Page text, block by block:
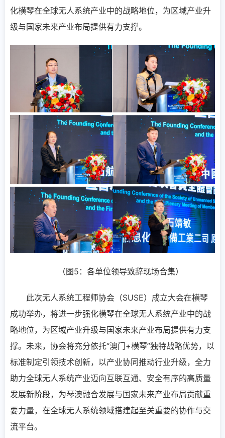
化横琴在全球无人系统产业中的战略地位，为区域产业升
级与国家未来产业布局提供有力支撑。
（图5：各单位领导致辞现场合集）
此次无人系统工程师协会（SUSE）成立大会在横琴
成功举办，将进一步强化横琴在全球无人系统产业中的战
略地位，为区域产业升级与国家未来产业布局提供有力支
撑。未来，协会将充分依托“澳门+横琴”独特战略优势，以
标准制定引领技术创新，以产业协同推动行业升级，全力
助力全球无人系统产业迈向互联互通、安全有序的高质量
发展新阶段，为琴澳融合发展与国家未来产业布局贡献重
要力量，在全球无人系统领域搭建起至关重要的协作与交
流平台。